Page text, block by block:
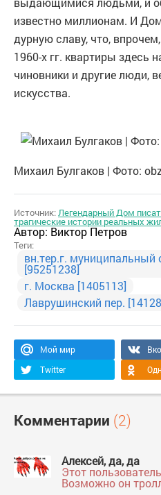
известно миллионам. И
дурную славу, что,
1960-х гг. квартиры здесь
чиновники и другие люди,
искусства.
Михаил Булгаков | Фото:
Источник:Легендарный Дом
трагические истории реальных
Автор: Виктор Петров
Теги:
вн.тер.г. муниципальный
[95251238]
г. Москва [1405113]
Лаврушинский пер.
Мой мир
Twitter
Комментарии (2)
Алексей, да, да
Этот
Возможно он